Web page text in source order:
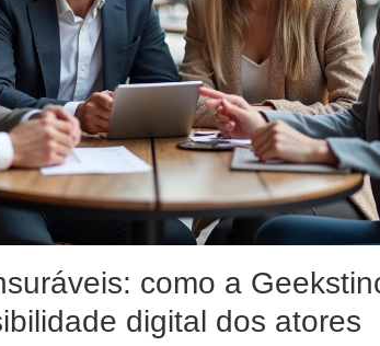
como a
digital dos atores